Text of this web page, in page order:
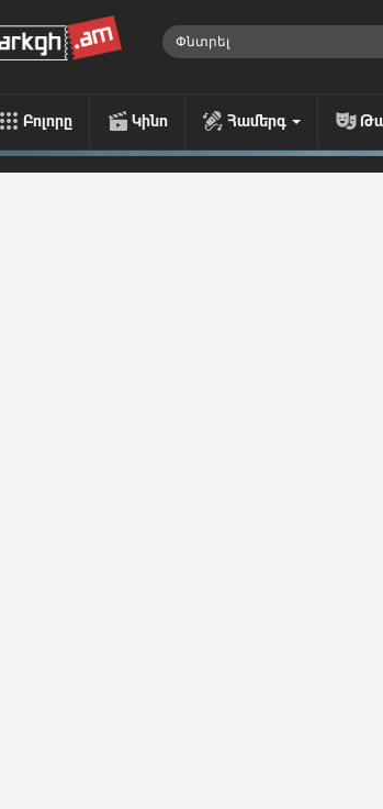
Բոլորը Կինո Համերգ